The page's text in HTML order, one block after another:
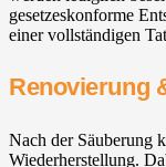
gesetzeskonforme
einer vollständigen
Renovierung
Nach der Säuberung
Wiederherstellung.